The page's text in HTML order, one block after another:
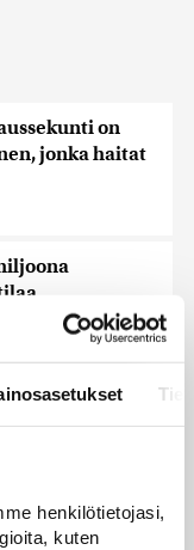
henkilötietojasi,
kuten
on
jonka haitat
osansa
Suomen